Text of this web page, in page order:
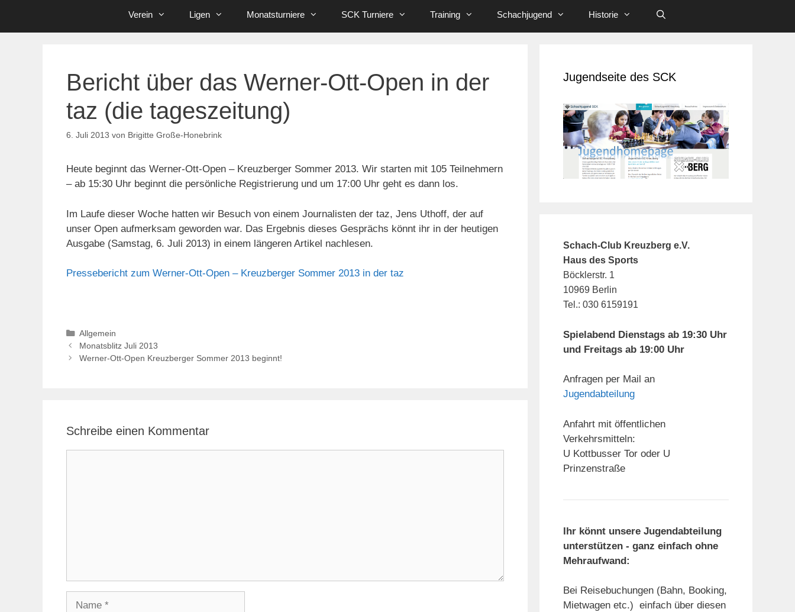
Verein Ligen Monatsturniere SCK Turniere Training Schachjugend Historie
Bericht über das Werner-Ott-Open in der
taz (die tageszeitung)
6. Juli 2013 von Brigitte Große-Honebrink
Heute beginnt das Werner-Ott-Open – Kreuzberger Sommer 2013. Wir starten mit 105 Teilnehmern
– ab 15:30 Uhr beginnt die persönliche Registrierung und um 17:00 Uhr geht es dann los.
Im Laufe dieser Woche hatten wir Besuch von einem Journalisten der taz, Jens Uthoff, der auf
unser Open aufmerksam geworden war. Das Ergebnis dieses Gesprächs könnt ihr in der heutigen
Ausgabe (Samstag, 6. Juli 2013) in einem längeren Artikel nachlesen.
Pressebericht zum Werner-Ott-Open – Kreuzberger Sommer 2013 in der taz
Kategorien
Allgemein
Monatsblitz Juli 2013
Werner-Ott-Open Kreuzberger Sommer 2013 beginnt!
Schreibe einen Kommentar
Jugendseite des SCK
Schach-Club Kreuzberg e.V.
Haus des Sports
Böcklerstr. 1
10969 Berlin
Tel.: 030 6159191
Spielabend Dienstags ab 19:30 Uhr
und Freitags ab 19:00 Uhr
Anfragen per Mail an
Jugendabteilung
Anfahrt mit öffentlichen
Verkehrsmitteln:
U Kottbusser Tor oder U
Prinzenstraße
Ihr könnt unsere Jugendabteilung
unterstützen - ganz einfach ohne
Mehraufwand:
Bei Reisebuchungen (Bahn, Booking,
Mietwagen etc.) einfach über diesen